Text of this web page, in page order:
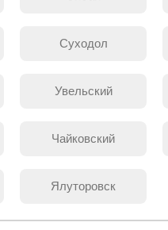
Суходол
Увельский
Чайковский
Ялуторовск